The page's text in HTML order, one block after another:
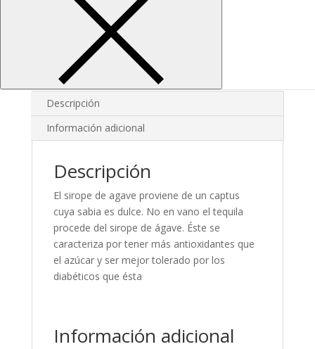
1854 Categoría: Endulzantes
Descripción
Información adicional
Descripción
El sirope de agave proviene de un captus
cuya sabia es dulce. No en vano el tequila
procede del sirope de ágave. Éste se
caracteriza por tener más antioxidantes que
el azúcar y ser mejor tolerado por los
diabéticos que ésta
Información adicional